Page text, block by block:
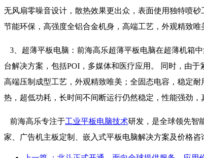
无风扇零噪音设计，散热效果更出众，表面使用独特喷
节能环保，高强度全铝合金机身，高端工艺，外观精致
3、超薄平板电脑：前海高乐超薄平板电脑在超薄机箱
台解决方案，包括POI，多媒体和医疗应用。 同时，由
高端压制成型工艺，外观精致唯美；全固态电容，稳定
热，超低功耗，长时间不间断运行仍然稳定，性能强劲，
前海高乐专注于工业平板电脑技术研发，是全球领先智
家、广告机主板定制、嵌入式平板电脑解决方案及价格咨